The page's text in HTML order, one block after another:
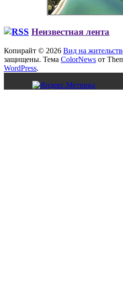
Неизвестная лента
Копирайт © 2026 Вид на
защищены. Тема ColorNews от
WordPress.